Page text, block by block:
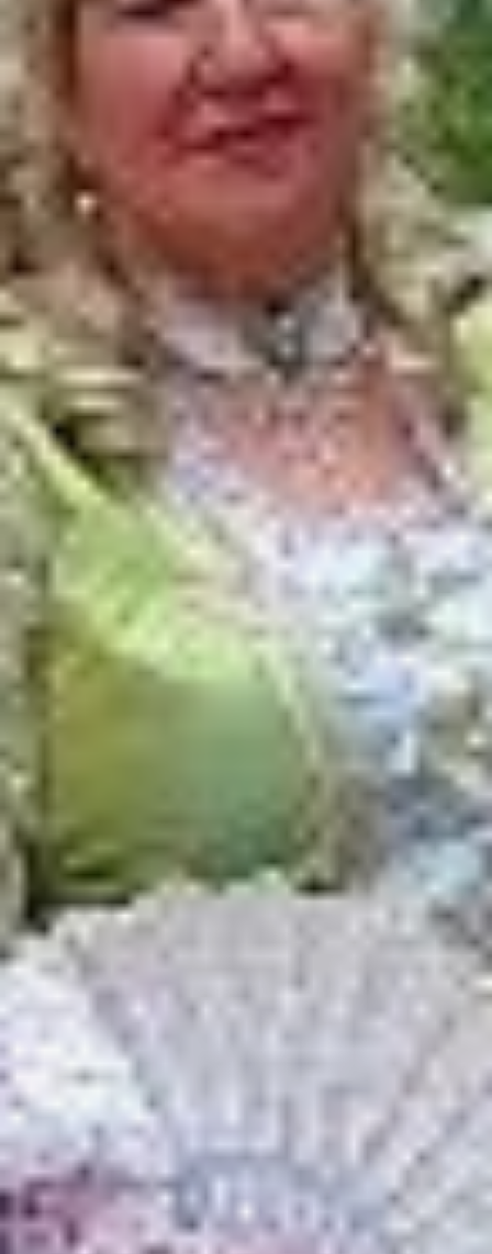
грецкий орех, золотую
цепь и другие, извлечь
его и назвать
произведение Пушкина.
Как здорово все
я видела вокруг только
заинтересованные лица
И даже на мои вопросы
к ним о дате рождения
Александра Сергеевича
они отвечали
не задумываясь. Вот
такой полезной оказалась
игра с интересными
заданиями.